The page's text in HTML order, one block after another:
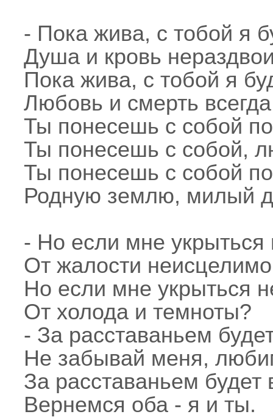
- Пока жива, с тобой я
Душа и кровь
Пока жива, с тобой я
Любовь и смерть
Ты понесешь с собой
Ты понесешь с собой,
Ты понесешь с собой
Родную землю, милый
- Но если мне укрыться
От жалости
Но если мне укрыться
От холода и темноты?
- За расставаньем
Не забывай меня,
За расставаньем будет
Вернемся оба - я и ты.